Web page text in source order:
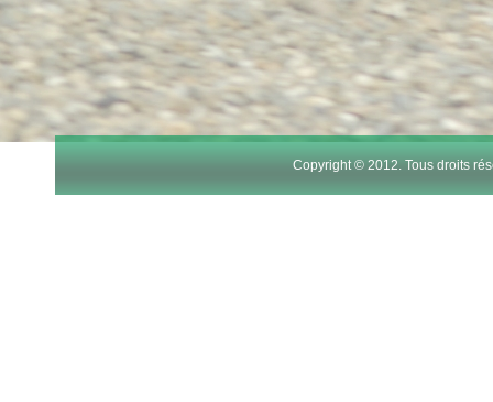
Copyright © 2012. Tous droits